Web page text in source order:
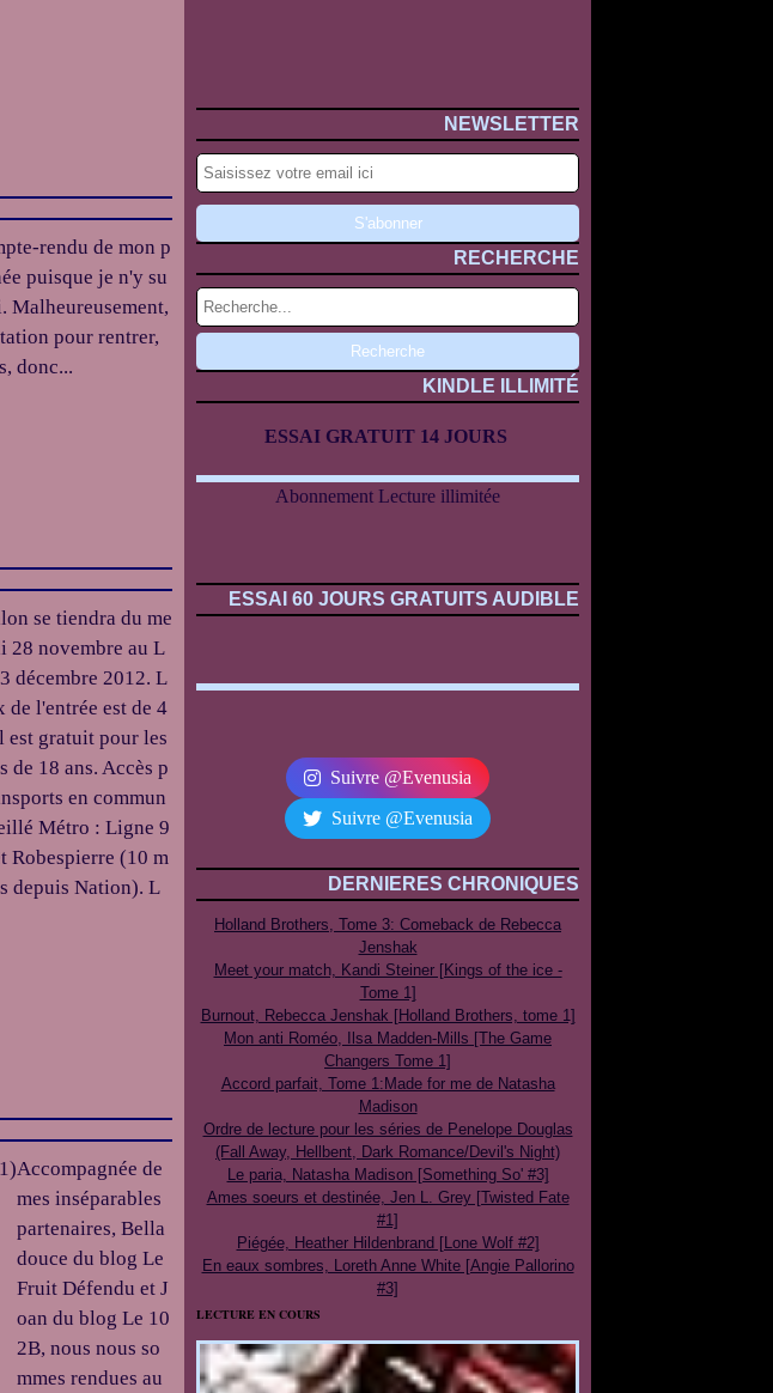
rendu de mon p
puisque je n'y su
Malheureusement,
pour rentrer,
donc...
se tiendra du me
28 novembre au L
décembre 2012. L
de l'entrée est de 4
est gratuit pour les
de 18 ans. Accès p
en commun
Métro : Ligne 9
Robespierre (10 m
depuis Nation). L
Accompagnée de
mes inséparables
partenaires, Bella
douce du blog Le
Fruit Défendu et J
oan du blog Le 10
2B, nous nous so
mmes rendues au
NEWSLETTER
RECHERCHE
KINDLE ILLIMITÉ
ESSAI GRATUIT 14 JOURS
Abonnement Lecture illimitée
ESSAI 60 JOURS GRATUITS AUDIBLE
Suivre @Evenusia
Suivre @Evenusia
DERNIERES CHRONIQUES
Holland Brothers, Tome 3: Comeback de Rebecca
Jenshak
Meet your match, Kandi Steiner [Kings of the ice -
Tome 1]
Burnout, Rebecca Jenshak [Holland Brothers, tome 1]
Mon anti Roméo, Ilsa Madden-Mills [The Game
Changers Tome 1]
Accord parfait, Tome 1:Made for me de Natasha
Madison
Ordre de lecture pour les séries de Penelope Douglas
(Fall Away, Hellbent, Dark Romance/Devil's Night)
Le paria, Natasha Madison [Something So' #3]
Ames soeurs et destinée, Jen L. Grey [Twisted Fate
#1]
Piégée, Heather Hildenbrand [Lone Wolf #2]
En eaux sombres, Loreth Anne White [Angie Pallorino
#3]
LECTURE EN COURS